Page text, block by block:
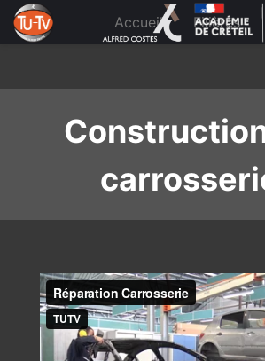
content
Accueil Filières